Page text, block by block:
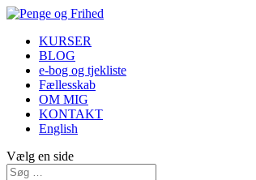
KURSER
BLOG
e-bog og tjekliste
Fællesskab
OM MIG
KONTAKT
English
Vælg en side